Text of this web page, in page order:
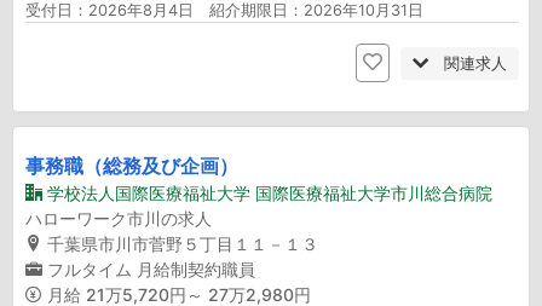
受付日：2026年8月4日 紹介期限日：2026年10月31日
関連求人
事務職（総務及び企画）
学校法人国際医療福祉大学 国際医療福祉大学市川総合病院
ハローワーク市川の求人
千葉県市川市菅野５丁目１１－１３
フルタイム 月給制契約職員
月給 21万5,720円～ 27万2,980円